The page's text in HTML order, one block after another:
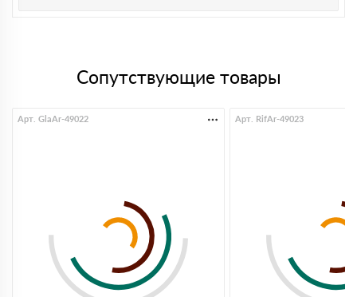
Сопутствующие товары
Арт. GlaAr-49022 Арт. RifAr-49023